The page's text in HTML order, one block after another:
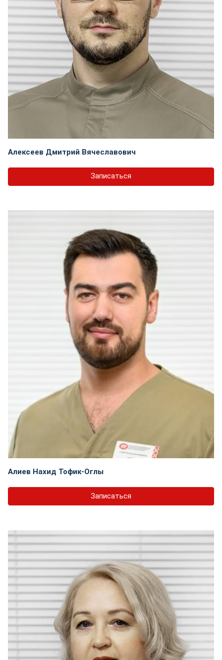
Алексеев Дмитрий Вячеславович
Записаться
Алиев Нахид Тофик-Оглы
Записаться